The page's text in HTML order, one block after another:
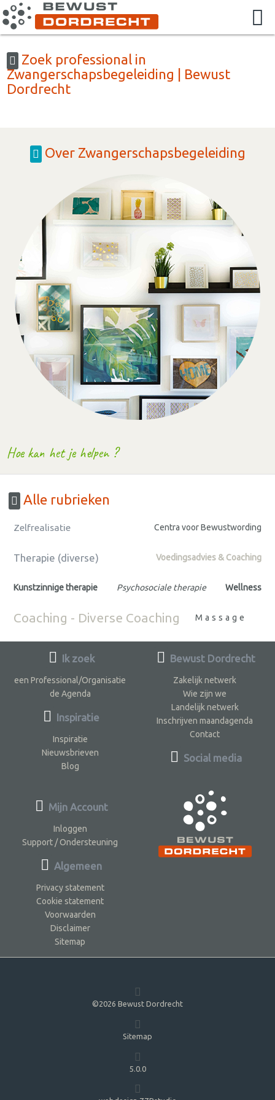
Zoek professional in
Zwangerschapsbegeleiding | Bewust
Dordrecht
Over Zwangerschapsbegeleiding
Hoe kan het je helpen ?
Alle rubrieken
Zelfrealisatie Centra voor Bewustwording
Therapie (diverse) Voedingsadvies & Coaching
Kunstzinnige therapie Psychosociale therapie Wellness
Coaching - Diverse Coaching Massage
Ik zoek
een Professional/Organisatie
de Agenda
Inspiratie
Inspiratie
Nieuwsbrieven
Blog
Bewust Dordrecht
Zakelijk netwerk
Wie zijn we
Landelijk netwerk
Inschrijven maandagenda
Contact
Social media
Mijn Account
Inloggen
Support / Ondersteuning
Algemeen
Privacy statement
Cookie statement
Voorwaarden
Disclaimer
Sitemap
©2026 Bewust Dordrecht
Sitemap
5.0.0